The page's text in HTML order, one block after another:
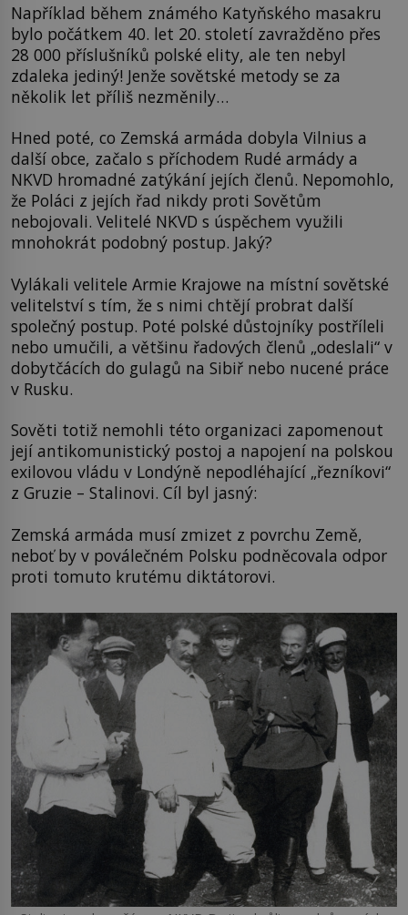
Například během známého Katyňského masakru
bylo počátkem 40. let 20. století zavražděno přes
28 000 příslušníků polské elity, ale ten nebyl
zdaleka jediný! Jenže sovětské metody se za
několik let příliš nezměnily…
Hned poté, co Zemská armáda dobyla Vilnius a
další obce, začalo s příchodem Rudé armády a
NKVD hromadné zatýkání jejích členů. Nepomohlo,
že Poláci z jejích řad nikdy proti Sovětům
nebojovali. Velitelé NKVD s úspěchem využili
mnohokrát podobný postup. Jaký?
Vylákali velitele Armie Krajowe na místní sovětské
velitelství s tím, že s nimi chtějí probrat další
společný postup. Poté polské důstojníky postříleli
nebo umučili, a většinu řadových členů „odeslali“ v
dobytčácích do gulagů na Sibiř nebo nucené práce
v Rusku.
Sověti totiž nemohli této organizaci zapomenout
její antikomunistický postoj a napojení na polskou
exilovou vládu v Londýně nepodléhající „řezníkovi“
z Gruzie – Stalinovi. Cíl byl jasný:
Zemská armáda musí zmizet z povrchu Země,
neboť by v poválečném Polsku podněcovala odpor
proti tomuto krutému diktátorovi.